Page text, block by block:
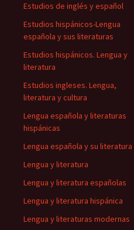
Estudios de inglés y español
Estudios hispánicos-Lengua
española y sus literaturas
Estudios hispánicos. Lengua y
literatura
Estudios ingleses. Lengua,
literatura y cultura
Lengua española y literaturas
hispánicas
Lengua española y su literatura
Lengua y literatura
Lengua y literatura españolas
Lengua y literatura hispánica
Lengua y literaturas modernas